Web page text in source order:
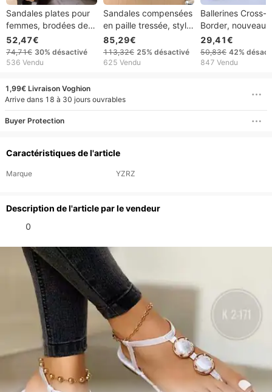
Sandales plates pour
femmes, brodées de
strass et lettres, style
diamant, idéales pour
l'été et la plage.
52,47€
74,71€ 30% désactivé
536 Vendu
Sandales compensées
en paille tressée, style
vacances, à bout
carré, pour femmes,
idéales pour l'été.
85,29€
113,32€ 25% désactivé
625 Vendu
Ballerines Cross-
Border, nouveau
modèle 2025,
pointu, élégantes
décontractées,
talon compensé.
29,41€
50,83€ 42%
847 Vendu
1,99€ Livraison Voghion
Arrive dans 18 à 30 jours ouvrables
Buyer Protection
Caractéristiques de l'article
Marque YZRZ
Description de l'article par le vendeur
        0